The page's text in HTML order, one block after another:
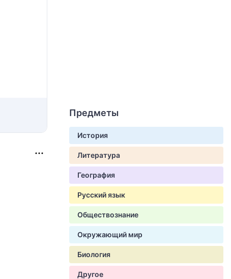
Предметы
История
Литература
География
Русский язык
Обществознание
Окружающий мир
Биология
Другое